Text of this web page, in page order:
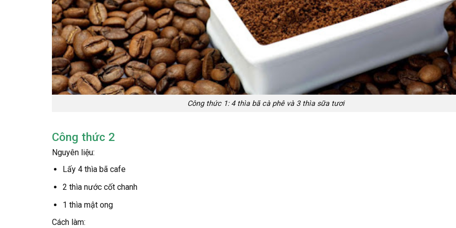
Công thức 1: 4 thìa bã cà phê và 3 thìa sữa tươi
Công thức 2
Nguyên liệu:
Lấy 4 thìa bã cafe
2 thìa nước cốt chanh
1 thìa mật ong
Cách làm: